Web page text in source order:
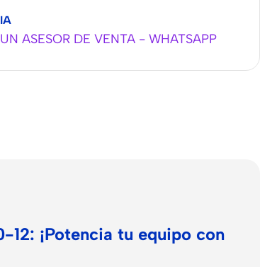
ASESOR DE VENTA - WHATSAPP
¡Potencia tu equipo con